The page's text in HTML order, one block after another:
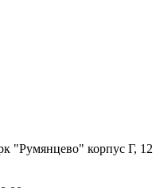
"Румянцево" корпус Г, 12